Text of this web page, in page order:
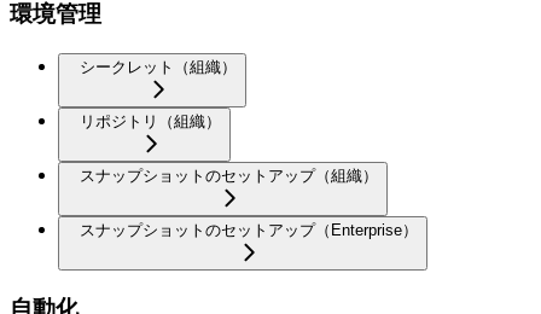
環境管理
シークレット（組織）
リポジトリ（組織）
スナップショットのセットアップ（組織）
スナップショットのセットアップ（Enterprise）
自動化